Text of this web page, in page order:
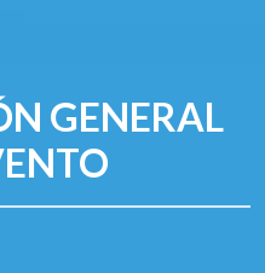
GENERAL